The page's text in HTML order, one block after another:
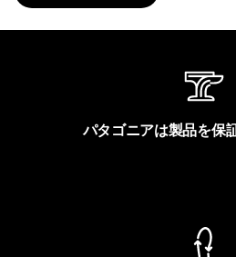
パタゴニアは製品を保